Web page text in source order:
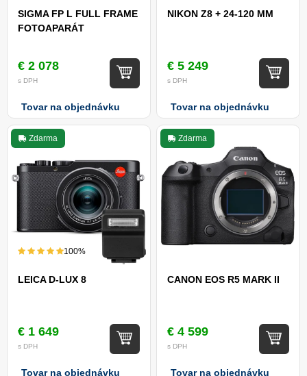
SIGMA FP L FULL FRAME
FOTOAPARÁT
€ 2 078
s DPH
Tovar na objednávku
NIKON Z8 + 24-120 MM
€ 5 249
s DPH
Tovar na objednávku
Zdarma
100%
LEICA D-LUX 8
€ 1 649
s DPH
Tovar na objednávku
Zdarma
CANON EOS R5 MARK II
€ 4 599
s DPH
Tovar na objednávku